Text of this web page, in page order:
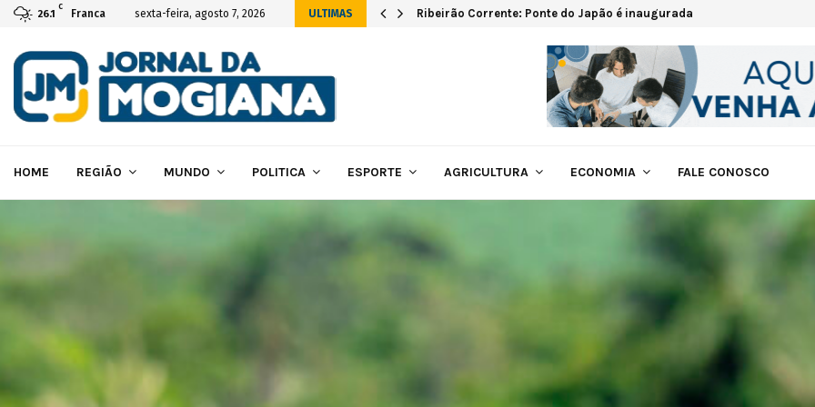
26.1
C
Franca sexta-feira, agosto 7, 2026 ULTIMAS
construção das novas instalações… Ribeirão Corrente: Ponte do Japão é inaugurada
HOME REGIÃO MUNDO POLITICA ESPORTE AGRICULTURA ECONOMIA FALE CONOSCO